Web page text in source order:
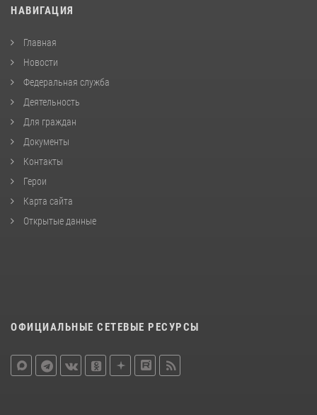
НАВИГАЦИЯ
Главная
Новости
Федеральная служба
Деятельность
Для граждан
Документы
Контакты
Герои
Карта сайта
Открытые данные
ОФИЦИАЛЬНЫЕ СЕТЕВЫЕ РЕСУРСЫ